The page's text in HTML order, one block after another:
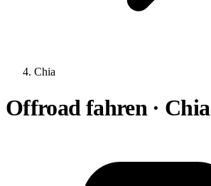
Chia
Offroad fahren · Chia